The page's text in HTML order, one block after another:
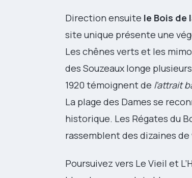
Direction ensuite le Bois de
site unique présente une
Les chênes verts et les
des Souzeaux longe
1920 témoignent de l’attrait
La plage des Dames se
historique. Les Régates du
rassemblent des dizaines
Poursuivez vers Le Vieil et